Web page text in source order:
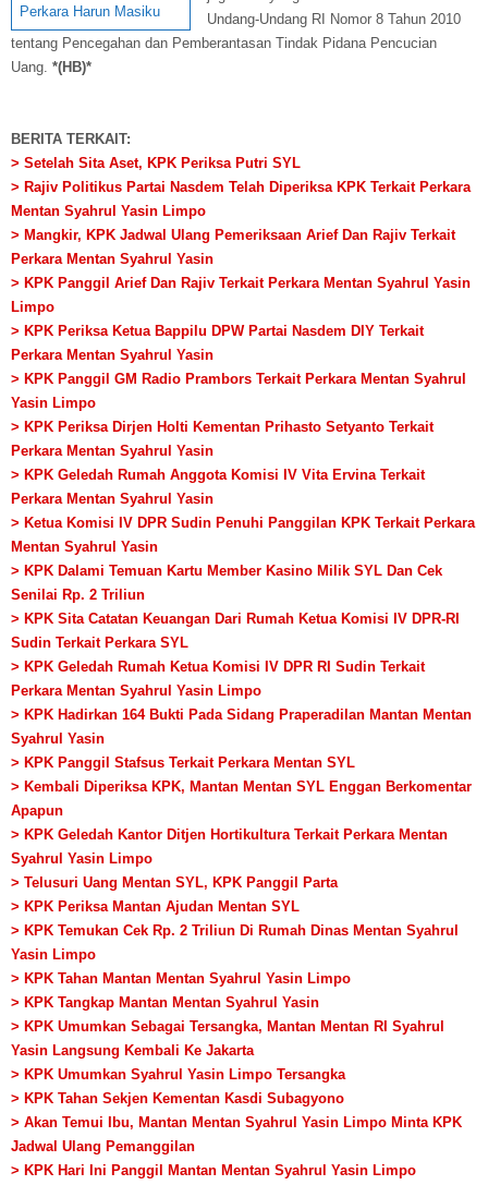
Perkara Harun Masiku
Undang-Undang RI Nomor 8 Tahun 2010
tentang Pencegahan dan Pemberantasan Tindak Pidana Pencucian
Uang. *(HB)*
BERITA TERKAIT:
> Setelah Sita Aset, KPK Periksa Putri SYL
> Rajiv Politikus Partai Nasdem Telah Diperiksa KPK Terkait Perkara
Mentan Syahrul Yasin Limpo
> Mangkir, KPK Jadwal Ulang Pemeriksaan Arief Dan Rajiv Terkait
Perkara Mentan Syahrul Yasin
> KPK Panggil Arief Dan Rajiv Terkait Perkara Mentan Syahrul Yasin
Limpo
> KPK Periksa Ketua Bappilu DPW Partai Nasdem DIY Terkait
Perkara Mentan Syahrul Yasin
> KPK Panggil GM Radio Prambors Terkait Perkara Mentan Syahrul
Yasin Limpo
> KPK Periksa Dirjen Holti Kementan Prihasto Setyanto Terkait
Perkara Mentan Syahrul Yasin
> KPK Geledah Rumah Anggota Komisi IV Vita Ervina Terkait
Perkara Mentan Syahrul Yasin
> Ketua Komisi IV DPR Sudin Penuhi Panggilan KPK Terkait Perkara
Mentan Syahrul Yasin
> KPK Dalami Temuan Kartu Member Kasino Milik SYL Dan Cek
Senilai Rp. 2 Triliun
> KPK Sita Catatan Keuangan Dari Rumah Ketua Komisi IV DPR-RI
Sudin Terkait Perkara SYL
> KPK Geledah Rumah Ketua Komisi IV DPR RI Sudin Terkait
Perkara Mentan Syahrul Yasin Limpo
> KPK Hadirkan 164 Bukti Pada Sidang Praperadilan Mantan Mentan
Syahrul Yasin
> KPK Panggil Stafsus Terkait Perkara Mentan SYL
> Kembali Diperiksa KPK, Mantan Mentan SYL Enggan Berkomentar
Apapun
> KPK Geledah Kantor Ditjen Hortikultura Terkait Perkara Mentan
Syahrul Yasin Limpo
> Telusuri Uang Mentan SYL, KPK Panggil Parta
> KPK Periksa Mantan Ajudan Mentan SYL
> KPK Temukan Cek Rp. 2 Triliun Di Rumah Dinas Mentan Syahrul
Yasin Limpo
> KPK Tahan Mantan Mentan Syahrul Yasin Limpo
> KPK Tangkap Mantan Mentan Syahrul Yasin
> KPK Umumkan Sebagai Tersangka, Mantan Mentan RI Syahrul
Yasin Langsung Kembali Ke Jakarta
> KPK Umumkan Syahrul Yasin Limpo Tersangka
> KPK Tahan Sekjen Kementan Kasdi Subagyono
> Akan Temui Ibu, Mantan Mentan Syahrul Yasin Limpo Minta KPK
Jadwal Ulang Pemanggilan
> KPK Hari Ini Panggil Mantan Mentan Syahrul Yasin Limpo